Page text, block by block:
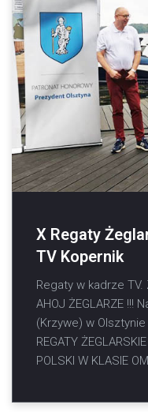
X Regaty
TV Kopernik
Regaty w kadrze
AHOJ ŻEGLARZE !!!
(Krzywe) w
REGATY
POLSKI W KLASIE